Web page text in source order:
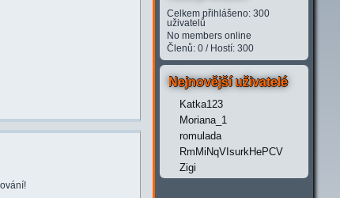
Celkem přihlášeno: 300
uživatelů
No members online
Členů: 0 / Hostí: 300
Nejnovější uživatelé
Katka123
Moriana_1
romulada
RmMiNqVIsurkHePCV
Zigi